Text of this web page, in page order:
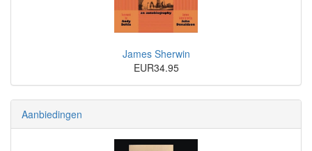
James Sherwin
EUR34.95
Aanbiedingen